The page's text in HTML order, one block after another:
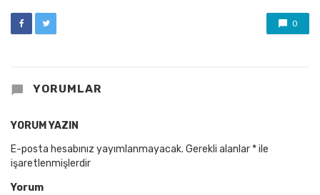
0
YORUMLAR
YORUM YAZIN
E-posta hesabınız yayımlanmayacak. Gerekli alanlar *ile
işaretlenmişlerdir
Yorum